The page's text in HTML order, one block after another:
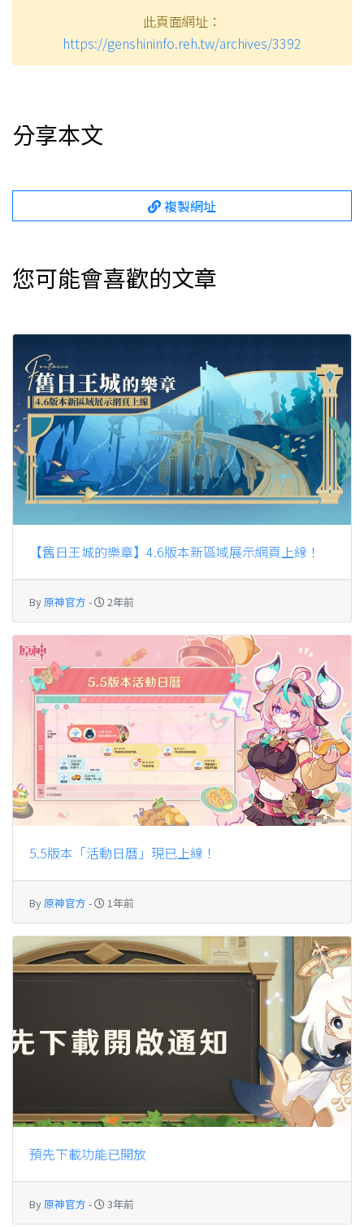
此頁面網址：
https://genshininfo.reh.tw/archives/3392
分享本文
複製網址
您可能會喜歡的文章
【舊日王城的樂章】4.6版本新區域展示網頁上線！
By 原神官方 - 2年前
5.5版本「活動日曆」現已上線！
By 原神官方 - 1年前
預先下載功能已開放
By 原神官方 - 3年前